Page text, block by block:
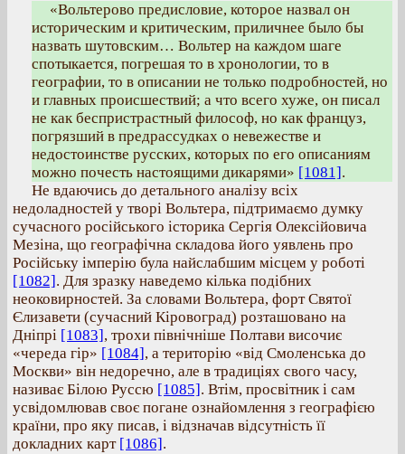
«Вольтерово предисловие, которое назвал он
историческим и критическим, приличнее было бы
назвать шутовским… Вольтер на каждом шаге
спотыкается, погрешая то в хронологии, то в
географии, то в описании не только подробностей, но
и главных происшествий; a что всего хуже, он писал
не как беспристрастный философ, но как француз,
погрязший в предрассудках о невежестве и
недостоинстве русских, которых по его описаниям
можно почесть настоящими дикарями» [1081].
Не вдаючись до детального аналізу всіх
недоладностей у творі Вольтера, підтримаємо думку
сучасного російського історика Сергія Олексійовича
Мезіна, що географічна складова його уявлень про
Російську імперію була найслабшим місцем у роботі
[1082]. Для зразку наведемо кілька подібних
неоковирностей. За словами Вольтера, форт Святої
Єлизавети (сучасний Кіровоград) розташовано на
Дніпрі [1083], трохи північніше Полтави височиє
«череда гір» [1084], а територію «від Смоленська до
Москви» він недоречно, але в традиціях свого часу,
називає Білою Руссю [1085]. Втім, просвітник і сам
усвідомлював своє погане ознайомлення з географією
країни, про яку писав, і відзначав відсутність її
докладних карт [1086].